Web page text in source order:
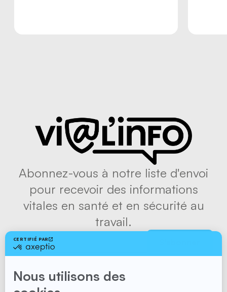
Abonnez-vous à notre liste d'envoi
pour recevoir des informations
vitales en santé et en sécurité au
travail.